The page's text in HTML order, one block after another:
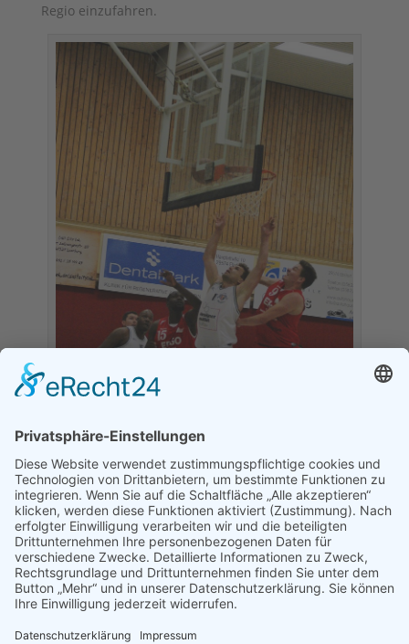
Regio einzufahren.
Gegen Königs Wusterhausen müssen alle Knights zum
Rebound, um die Chance auf einen Sieg nicht zu
verschenken!
Den Vorbericht zum Wochenende der Mannschaft
aus Königs Wusterhausen könnt ihr hier lesen:
hier klicken!